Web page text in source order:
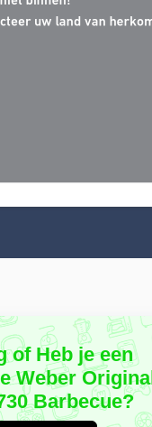
of Heb je een
Weber Original
Barbecue?